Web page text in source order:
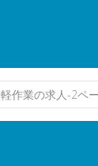
軽作業の求人-2ペ